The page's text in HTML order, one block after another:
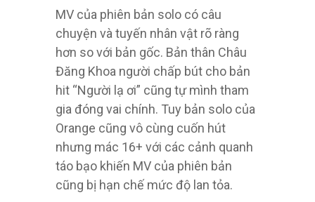
MV của phiên bản solo có câu
chuyện và tuyến nhân vật rõ ràng
hơn so với bản gốc. Bản thân Châu
Đăng Khoa người chấp bút cho bản
hit “Người lạ ơi” cũng tự mình tham
gia đóng vai chính. Tuy bản solo của
Orange cũng vô cùng cuốn hút
nhưng mác 16+ với các cảnh quanh
táo bạo khiến MV của phiên bản
cũng bị hạn chế mức độ lan tỏa.